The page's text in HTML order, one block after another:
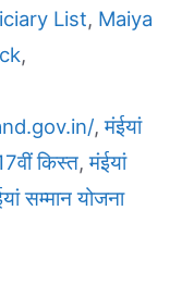
List, Maiya
,
,मंईयां
किस्त,मंईयां
सम्मान योजना